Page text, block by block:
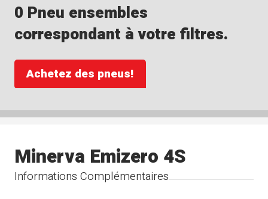
0 Pneu ensembles
correspondant à votre filtres.
Achetez des pneus!
Informations Complémentaires
Minerva Emizero 4S